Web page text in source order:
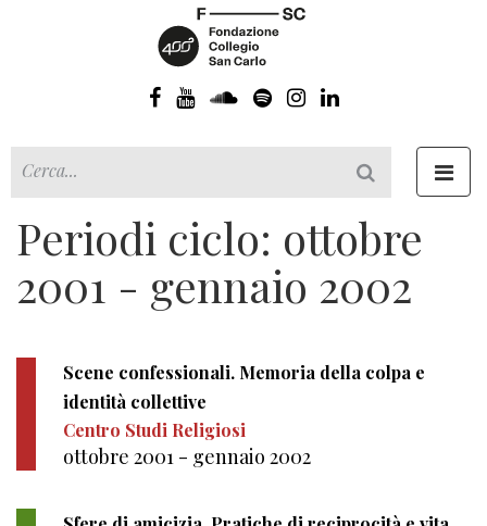
Periodi ciclo: ottobre
2001 - gennaio 2002
Scene confessionali. Memoria della colpa e
identità collettive
Centro Studi Religiosi
ottobre 2001 - gennaio 2002